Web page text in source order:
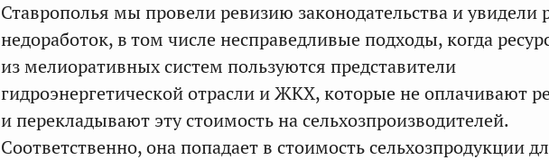
Ставрополья мы провели ревизию законодательства и увидели
недоработок, в том числе несправедливые подходы, когда
из мелиоративных систем пользуются представители
гидроэнергетической отрасли и ЖКХ, которые не оплачивают
и перекладывают эту стоимость на сельхозпроизводителей.
Соответственно, она попадает в стоимость сельхозпродукции